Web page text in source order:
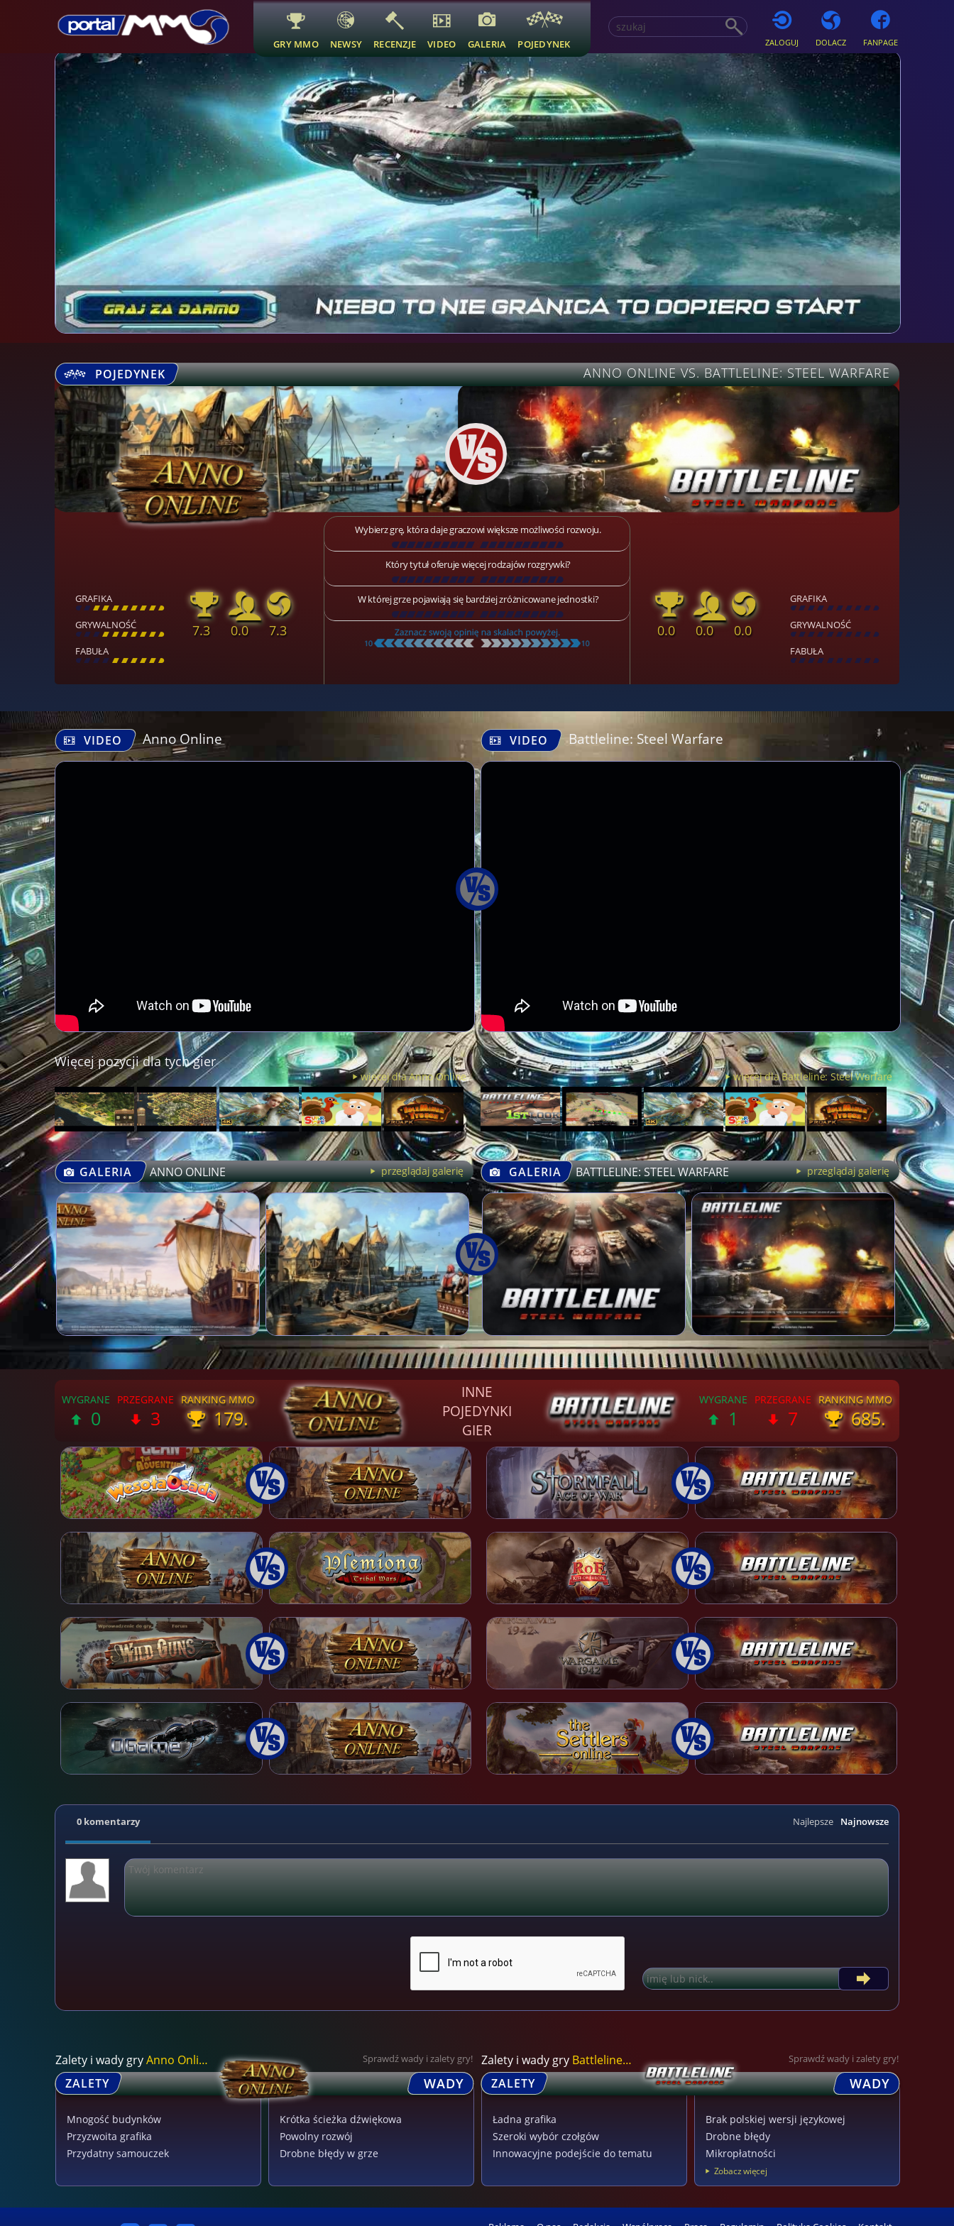
GRY MMO NEWSY RECENZJE VIDEO GALERIA POJEDYNEK ZALOGUJ DOLACZ FANPAGE
POJEDYNEK ANNO ONLINE VS. BATTLELINE: STEEL WARFARE
GRAFIKA
[ \ \ \ \ \ \ \ \ ]
GRYWALNOŚĆ
[ \ \ \ \ \ \ \ \ ]
FABUŁA
[ \ \ \ \ \ \ \ \ ]
7.3 0.0 7.3
Wybierz grę, która daje graczowi większe możliwości rozwoju.
[\\\\\\\\\ \\\\\\\\\]
Który tytuł oferuje więcej rodzajów rozgrywki?
[\\\\\\\\\ \\\\\\\\\]
W której grze pojawiają się bardziej zróżnicowane jednostki?
[\\\\\\\\\ \\\\\\\\\]
GRAFIKA
[ \ \ \ \ \ \ \ \ ]
GRYWALNOŚĆ
[ \ \ \ \ \ \ \ \ ]
FABUŁA
[ \ \ \ \ \ \ \ \ ]
0.0 0.0 0.0
VIDEO Anno Online
Więcej pozycji dla tych gier
więcej dla Anno Online
VIDEO Battleline: Steel Warfare
więcej dla Battleline: Steel Warfare
GALERIA ANNO ONLINE przeglądaj galerię GALERIA BATTLELINE: STEEL WARFARE przeglądaj galerię
0 3 179.
INNE
POJEDYNKI
GIER
1 7 685.
Najnowsze
Najlepsze
0 komentarzy
Zalety i wady gryAnno Online Sprawdź wady i zalety gry!
ZALETY WADY
Mnogość budynków
Przyzwoita grafika
Przydatny samouczek
Krótka ścieżka dźwiękowa
Powolny rozwój
Drobne błędy w grze
Zalety i wady gry Battleline: Steel... Sprawdź wady i zalety gry!
ZALETY WADY
Ładna grafika
Szeroki wybór czołgów
Innowacyjne podejście do tematu
Brak polskiej wersji językowej
Drobne błędy
Mikropłatności
Zobacz więcej